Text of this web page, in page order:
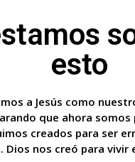
esto
a Jesús como
que ahora
creados para ser
Dios nos creó para vivir